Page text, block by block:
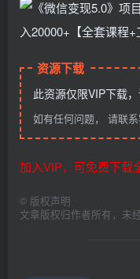
资源下载
此资源仅限VIP下载
如有任何问题， 请联
加入VIP，可免费下载
© 版权声明
文章版权归作者所有，未